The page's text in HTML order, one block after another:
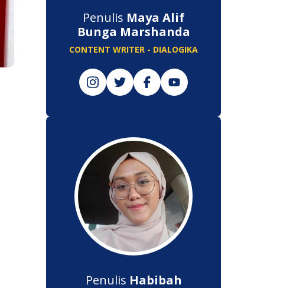
Penulis Maya Alif
Bunga Marshanda
CONTENT WRITER - DIALOGIKA
Penulis Habibah